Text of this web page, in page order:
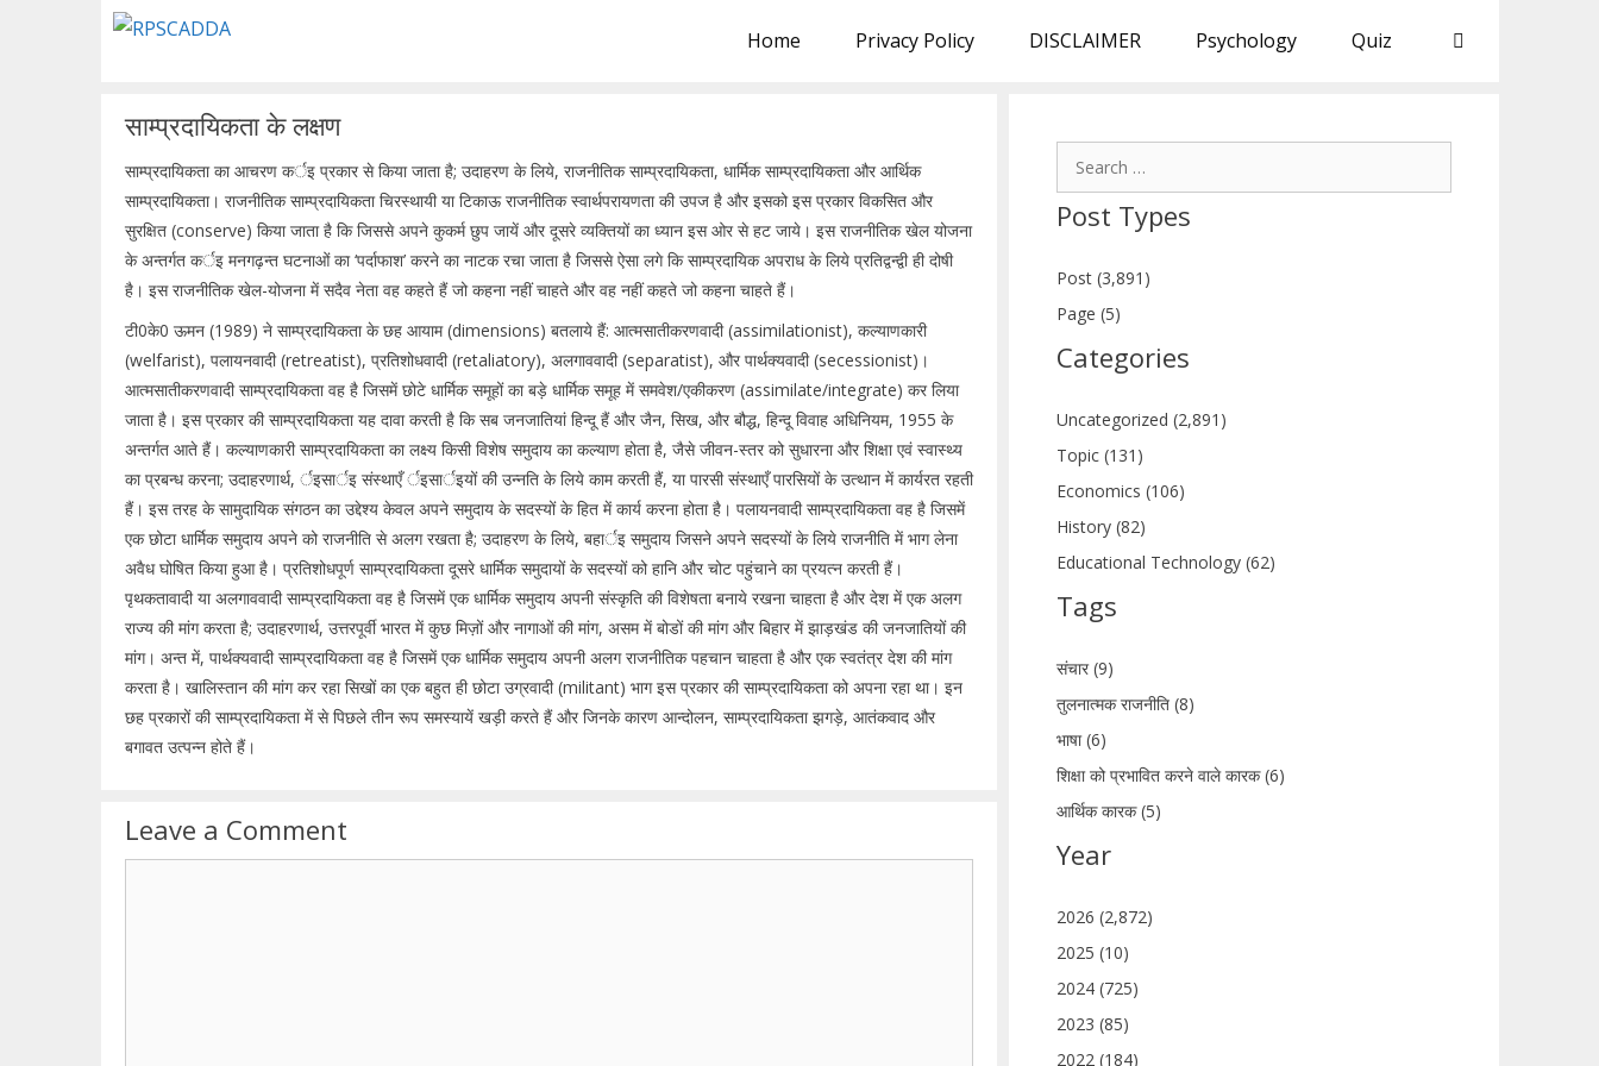
Home Privacy Policy DISCLAIMER Psychology Quiz
साम्प्रदायिकता के लक्षण
साम्प्रदायिकता का आचरण कर्इ प्रकार से किया जाता है; उदाहरण के लिये, राजनीतिक साम्प्रदायिकता, धार्मिक साम्प्रदायिकता और आर्थिक
साम्प्रदायिकता। राजनीतिक साम्प्रदायिकता चिरस्थायी या टिकाऊ राजनीतिक स्वार्थपरायणता की उपज है और इसको इस प्रकार विकसित और
सुरक्षित (conserve) किया जाता है कि जिससे अपने कुकर्म छुप जायें और दूसरे व्यक्तियों का ध्यान इस ओर से हट जाये। इस राजनीतिक खेल योजना
के अन्तर्गत कर्इ मनगढ़न्त घटनाओं का ‘पर्दाफाश’ करने का नाटक रचा जाता है जिससे ऐसा लगे कि साम्प्रदायिक अपराध के लिये प्रतिद्वन्द्वी ही दोषी
है। इस राजनीतिक खेल-योजना में सदैव नेता वह कहते हैं जो कहना नहीं चाहते और वह नहीं कहते जो कहना चाहते हैं।
टी0के0 ऊमन (1989) ने साम्प्रदायिकता के छह आयाम (dimensions) बतलाये हैं: आत्मसातीकरणवादी (assimilationist), कल्याणकारी
(welfarist), पलायनवादी (retreatist), प्रतिशोधवादी (retaliatory), अलगाववादी (separatist), और पार्थक्यवादी (secessionist)।
आत्मसातीकरणवादी साम्प्रदायिकता वह है जिसमें छोटे धार्मिक समूहों का बड़े धार्मिक समूह में समवेश/एकीकरण (assimilate/integrate) कर लिया
जाता है। इस प्रकार की साम्प्रदायिकता यह दावा करती है कि सब जनजातियां हिन्दू हैं और जैन, सिख, और बौद्ध, हिन्दू विवाह अधिनियम, 1955 के
अन्तर्गत आते हैं। कल्याणकारी साम्प्रदायिकता का लक्ष्य किसी विशेष समुदाय का कल्याण होता है, जैसे जीवन-स्तर को सुधारना और शिक्षा एवं स्वास्थ्य
का प्रबन्ध करना; उदाहरणार्थ, र्इसार्इ संस्थाएँ र्इसार्इयों की उन्नति के लिये काम करती हैं, या पारसी संस्थाएँ पारसियों के उत्थान में कार्यरत रहती
हैं। इस तरह के सामुदायिक संगठन का उद्देश्य केवल अपने समुदाय के सदस्यों के हित में कार्य करना होता है। पलायनवादी साम्प्रदायिकता वह है जिसमें
एक छोटा धार्मिक समुदाय अपने को राजनीति से अलग रखता है; उदाहरण के लिये, बहार्इ समुदाय जिसने अपने सदस्यों के लिये राजनीति में भाग लेना
अवैध घोषित किया हुआ है। प्रतिशोधपूर्ण साम्प्रदायिकता दूसरे धार्मिक समुदायों के सदस्यों को हानि और चोट पहुंचाने का प्रयत्न करती हैं।
पृथकतावादी या अलगाववादी साम्प्रदायिकता वह है जिसमें एक धार्मिक समुदाय अपनी संस्कृति की विशेषता बनाये रखना चाहता है और देश में एक अलग
राज्य की मांग करता है; उदाहरणार्थ, उत्तरपूर्वी भारत में कुछ मिज़ों और नागाओं की मांग, असम में बोडों की मांग और बिहार में झाड़खंड की जनजातियों की
मांग। अन्त में, पार्थक्यवादी साम्प्रदायिकता वह है जिसमें एक धार्मिक समुदाय अपनी अलग राजनीतिक पहचान चाहता है और एक स्वतंत्र देश की मांग
करता है। खालिस्तान की मांग कर रहा सिखों का एक बहुत ही छोटा उग्रवादी (militant) भाग इस प्रकार की साम्प्रदायिकता को अपना रहा था। इन
छह प्रकारों की साम्प्रदायिकता में से पिछले तीन रूप समस्यायें खड़ी करते हैं और जिनके कारण आन्दोलन, साम्प्रदायिकता झगड़े, आतंकवाद और
बगावत उत्पन्न होते हैं।
Leave a Comment
Post Types
Post (3,891)
Page (5)
Categories
Uncategorized (2,891)
Topic (131)
Economics (106)
History (82)
Educational Technology (62)
Tags
संचार (9)
तुलनात्मक राजनीति (8)
भाषा (6)
शिक्षा को प्रभावित करने वाले कारक (6)
आर्थिक कारक (5)
Year
2026 (2,872)
2025 (10)
2024 (725)
2023 (85)
2022 (184)